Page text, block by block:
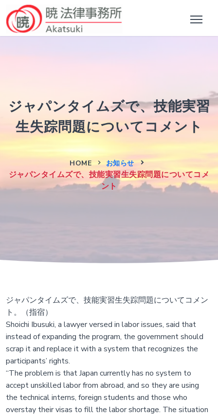
ジャパンタイムズで、技能実習
生失踪問題についてコメント
HOME お知らせ
ジャパンタイムズで、技能実習生失踪問題についてコメ
ント
ジャパンタイムズで、技能実習生失踪問題についてコメン
ト。（指宿）
Shoichi Ibusuki, a lawyer versed in labor issues, said that
instead of expanding the program, the government should
scrap it and replace it with a system that recognizes the
participants’ rights.
“The problem is that Japan currently has no system to
accept unskilled labor from abroad, and so they are using
the technical interns, foreign students and those who
overstay their visas to fill the labor shortage. The situation